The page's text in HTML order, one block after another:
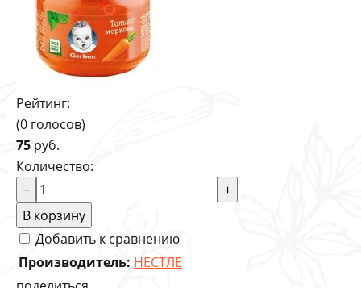
Рейтинг:
(0 голосов)
75 руб.
Количество:
−
+
В корзину
Добавить к сравнению
Производитель: НЕСТЛЕ